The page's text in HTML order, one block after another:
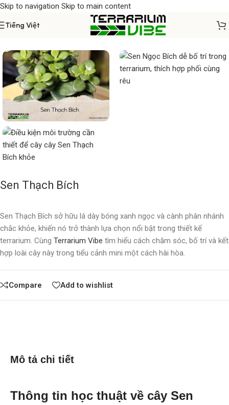
Skip to navigation Skip to main content
Tiếng Việt
Sen Thạch Bích
Sen Thạch Bích sở hữu lá dày bóng xanh ngọc và cành phân nhánh
chắc khỏe, khiến nó trở thành lựa chọn nổi bật trong thiết kế
terrarium. Cùng Terrarium Vibe tìm hiểu cách chăm sóc, bố trí và kết
hợp loài cây này trong tiểu cảnh mini một cách hài hòa.
Compare Add to wishlist
Mô tả chi tiết
Thông tin học thuật về cây Sen